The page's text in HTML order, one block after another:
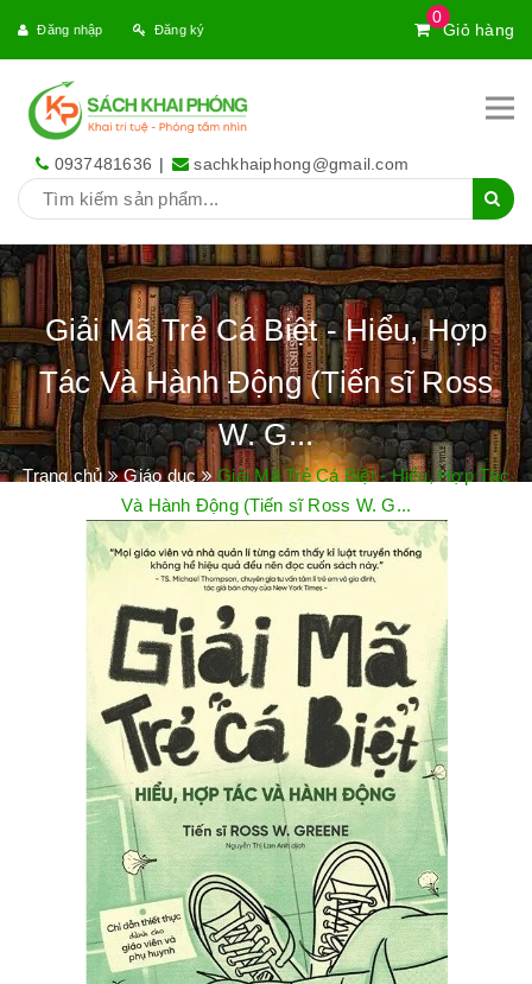
0
Giỏ hàng
Đăng nhập Đăng ký
0937481636 | sachkhaiphong@gmail.com
Giải Mã Trẻ Cá Biệt - Hiểu, Hợp
Tác Và Hành Động (Tiến sĩ Ross
W. G...
Trang chủ Giáo dục
Giải Mã Trẻ Cá Biệt - Hiểu, Hợp Tác
Và Hành Động (Tiến sĩ Ross W. G...